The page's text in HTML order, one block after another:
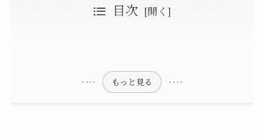
目次
2位 あい藍 半股引 はんだこ 白
もっと見る